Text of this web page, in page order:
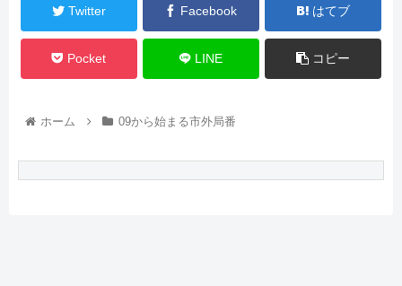
Twitter Facebook はてブ
Pocket LINE コピー
ホーム 09から始まる市外局番